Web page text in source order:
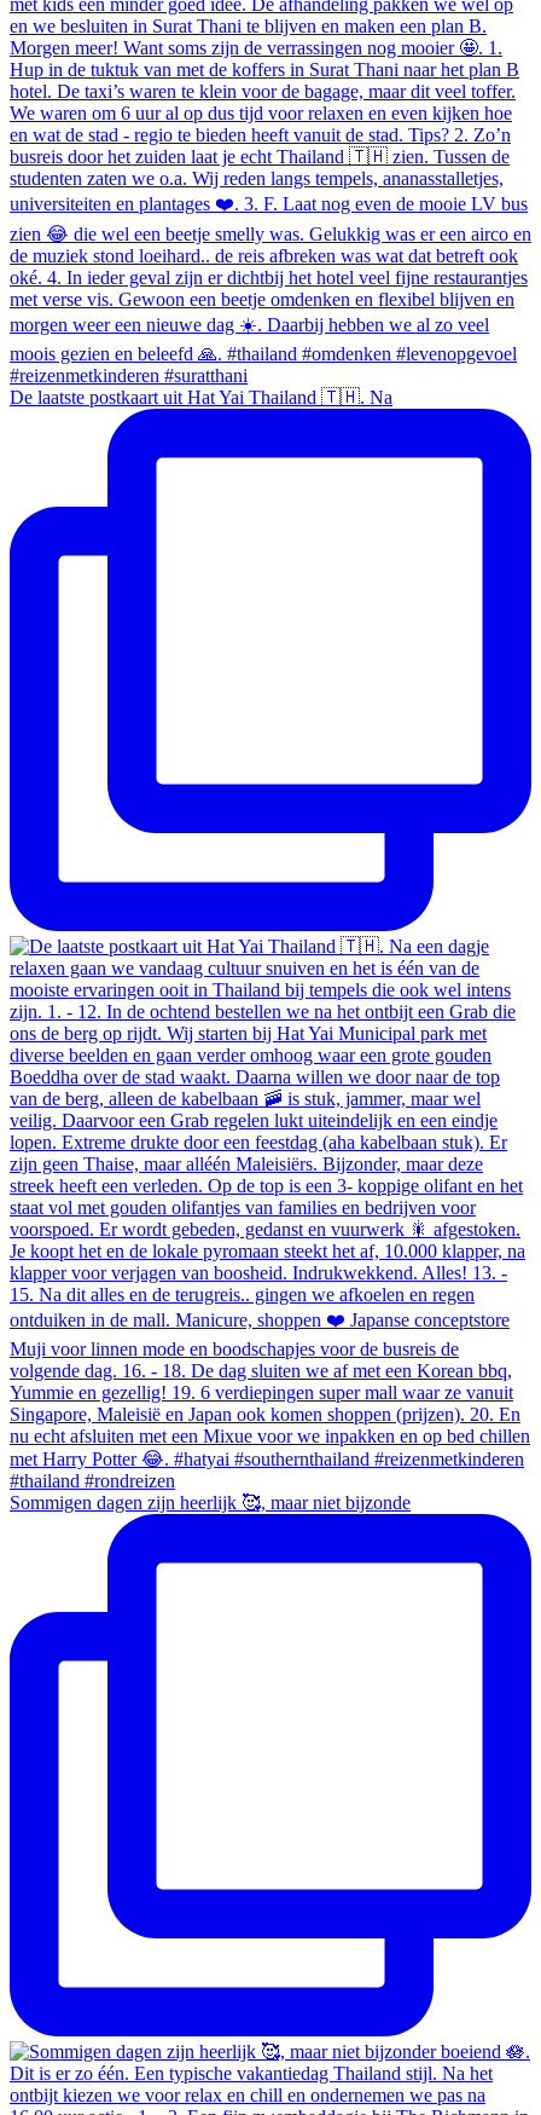
De laatste postkaart uit Hat Yai Thailand 🇹🇭. Na
Sommigen dagen zijn heerlijk 🥰, maar niet bijzonde